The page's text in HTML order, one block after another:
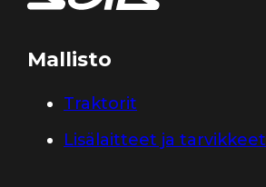
Mallisto
Traktorit
Lisälaitteet ja tarvikkeet